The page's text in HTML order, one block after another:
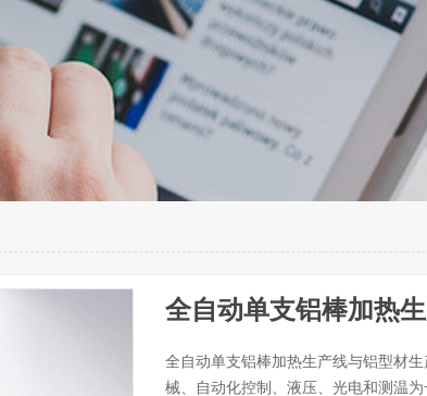
全自动单支铝棒加热
全自动单支铝棒加热生产线与铝型材
械、自动化控制、液压、光电和测温